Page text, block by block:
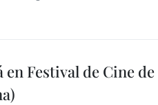
Festival de Cine de